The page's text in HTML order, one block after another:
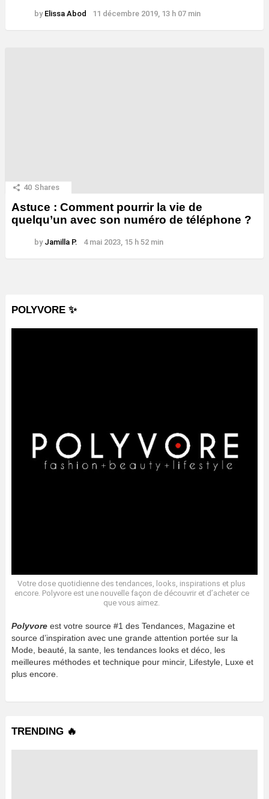
by Elissa Abod 11 décembre 2019, 13 h 07 min
40 Shares
Astuce : Comment pourrir la vie de
quelqu’un avec son numéro de téléphone ?
by Jamilla P. 4 mai 2023, 15 h 52 min
POLYVORE ✨
Votre dose quotidienne des tendances, looks, inspirations et plus
encore. Polyvore est une nouvelle façon de découvrir et d’acheter ce
que vous aimez.
Polyvore est votre source #1 des Tendances, Magazine et
source d’inspiration avec une grande attention portée sur la
Mode, beauté, la sante, les tendances looks et déco, les
meilleures méthodes et technique pour mincir, Lifestyle, Luxe et
plus encore.
TRENDING 🔥